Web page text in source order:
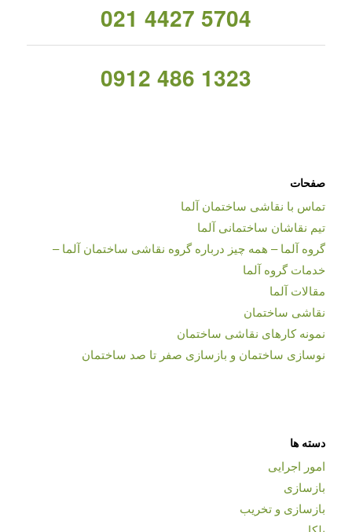
021 4427 5704
0912 486 1323
صفحات
تماس با نقاشی ساختمان آلما
تیم نقاشان ساختمانی آلما
گروه آلما – همه چیز درباره گروه نقاشی ساختمان آلما –
خدمات گروه آلما
مقالات آلما
نقاشی ساختمان
نمونه کارهای نقاشی ساختمان
نوسازی ساختمان و بازسازی صفر تا صد ساختمان
دسته ها
امور اجرایی
بازسازی
بازسازی و تخریب